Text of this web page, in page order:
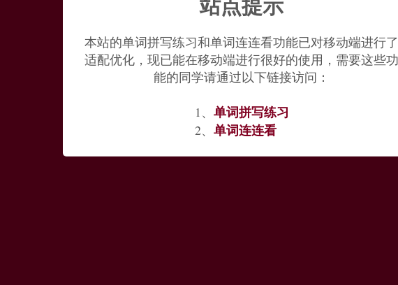
本站的单词拼写练习和单词连连看功能已对移动端进行了
适配优化，现已能在移动端进行很好的使用，需要这些功
能的同学请通过以下链接访问：
1、 单词拼写练习
2、 单词连连看